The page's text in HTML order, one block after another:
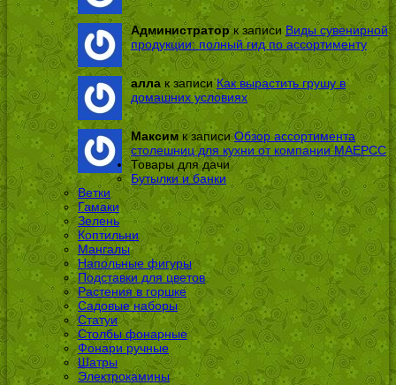
Администраторк записи Виды сувенирной
продукции: полный гид по ассортименту
алла к записиКак вырастить грушу в
домашних условиях
Максимк записиОбзор ассортимента
столешниц для кухни от компании МАЕРСС
Товары для дачи
Бутылки и банки
Ветки
Гамаки
Зелень
Коптильни
Мангалы
Напольные фигуры
Подставки для цветов
Растения в горшке
Садовые наборы
Статуи
Столбы фонарные
Фонари ручные
Шатры
Электрокамины